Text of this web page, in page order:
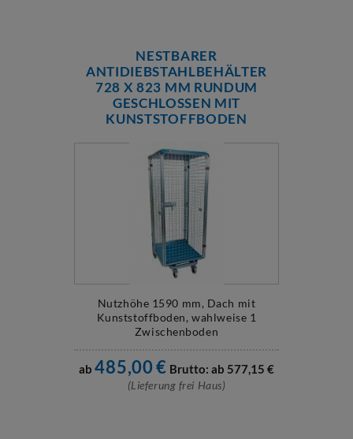
NESTBARER
ANTIDIEBSTAHLBEHÄLTER
728 X 823 MM RUNDUM
GESCHLOSSEN MIT
KUNSTSTOFFBODEN
Nutzhöhe 1590 mm, Dach mit
Kunststoffboden, wahlweise 1
Zwischenboden
ab 485,00€ Brutto: ab 577,15 €
(Lieferung frei Haus)